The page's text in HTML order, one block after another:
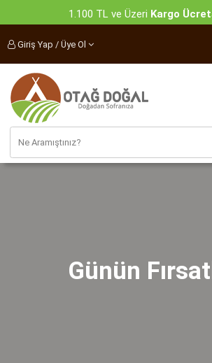
1.100 TL ve Üzeri Kargo
Giriş Yap / Üye Ol
Günün